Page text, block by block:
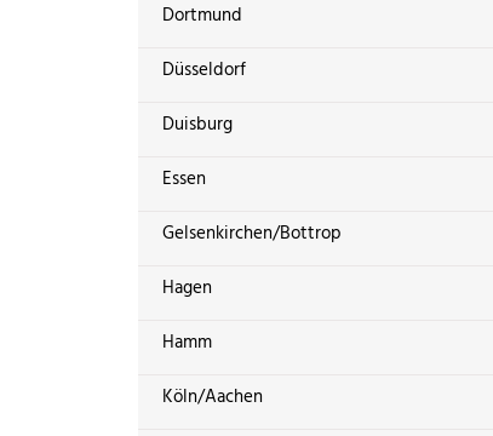
Dortmund
Düsseldorf
Duisburg
Essen
Gelsenkirchen/Bottrop
Hagen
Hamm
Köln/Aachen